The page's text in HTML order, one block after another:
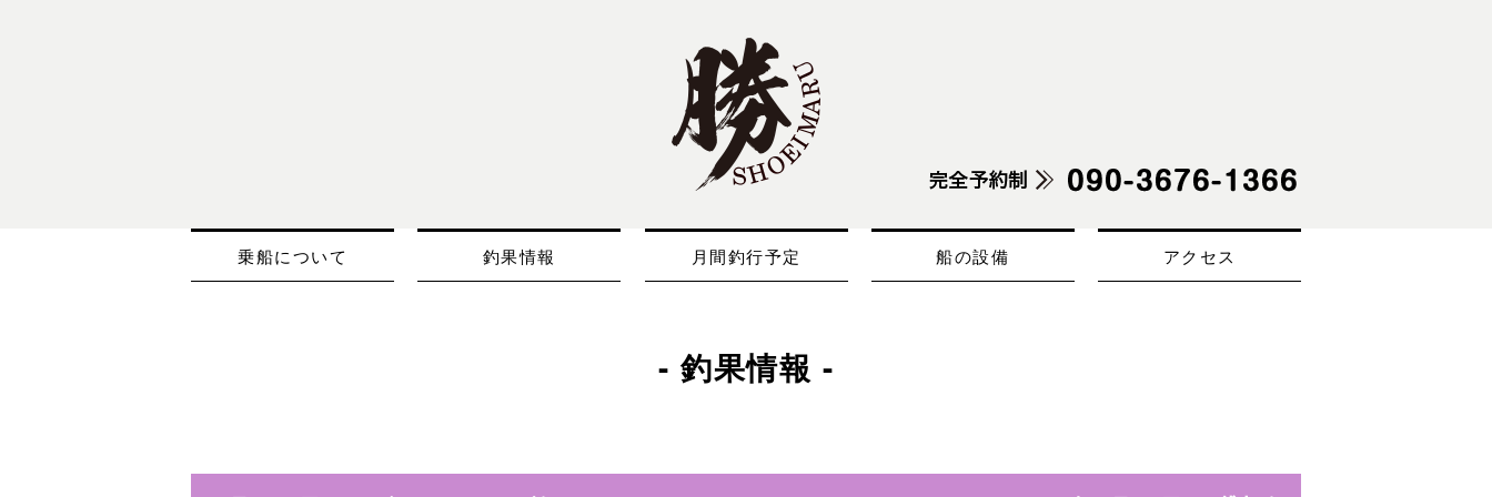
乗船について 釣果情報 月間釣行予定 船の設備 アクセス
- 釣果情報 -